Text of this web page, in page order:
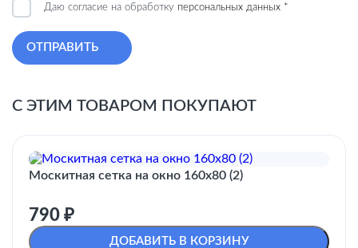
Даю согласие на обработку персональных данных *
С ЭТИМ ТОВАРОМ ПОКУПАЮТ
Москитная сетка на окно 160х80 (2)
790 ₽
ДОБАВИТЬ В КОРЗИНУ